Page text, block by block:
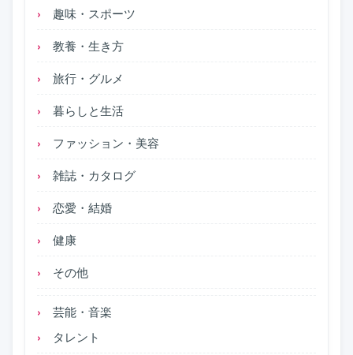
趣味・スポーツ
教養・生き方
旅行・グルメ
暮らしと生活
ファッション・美容
雑誌・カタログ
恋愛・結婚
健康
その他
芸能・音楽
タレント